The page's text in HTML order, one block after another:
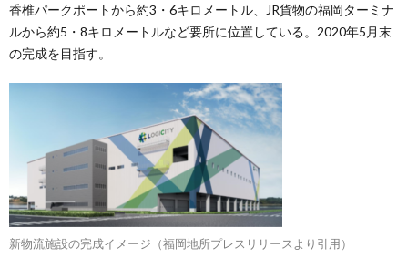
香椎パークポートから約3・6キロメートル、JR貨物の福岡ターミナ
ルから約5・8キロメートルなど要所に位置している。2020年5月末
の完成を目指す。
新物流施設の完成イメージ（福岡地所プレスリリースより引用）